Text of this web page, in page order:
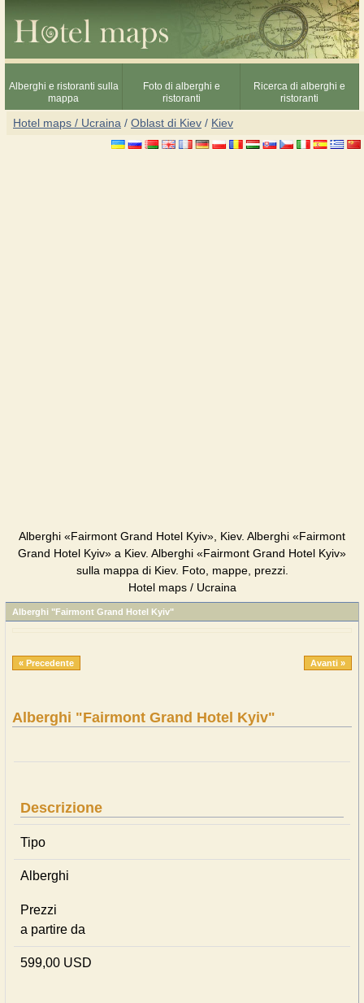
Alberghi e ristoranti sulla
mappa
Foto di alberghi e
ristoranti
Ricerca di alberghi e
ristoranti
Hotel maps / Ucraina / Oblast di Kiev / Kiev
Alberghi «Fairmont Grand Hotel Kyiv», Kiev. Alberghi «Fairmont
Grand Hotel Kyiv» a Kiev. Alberghi «Fairmont Grand Hotel Kyiv»
sulla mappa di Kiev. Foto, mappe, prezzi.
Hotel maps / Ucraina
Alberghi "Fairmont Grand Hotel Kyiv"
« Precedente Avanti »
Alberghi "Fairmont Grand Hotel Kyiv"
Descrizione
Tipo
Alberghi
Prezzi
a partire da
599,00 USD